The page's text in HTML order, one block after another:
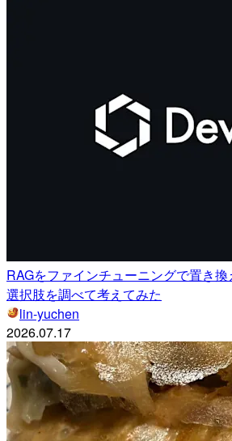
RAGをファインチューニングで置き
選択肢を調べて考えてみた
lin-yuchen
2026.07.17